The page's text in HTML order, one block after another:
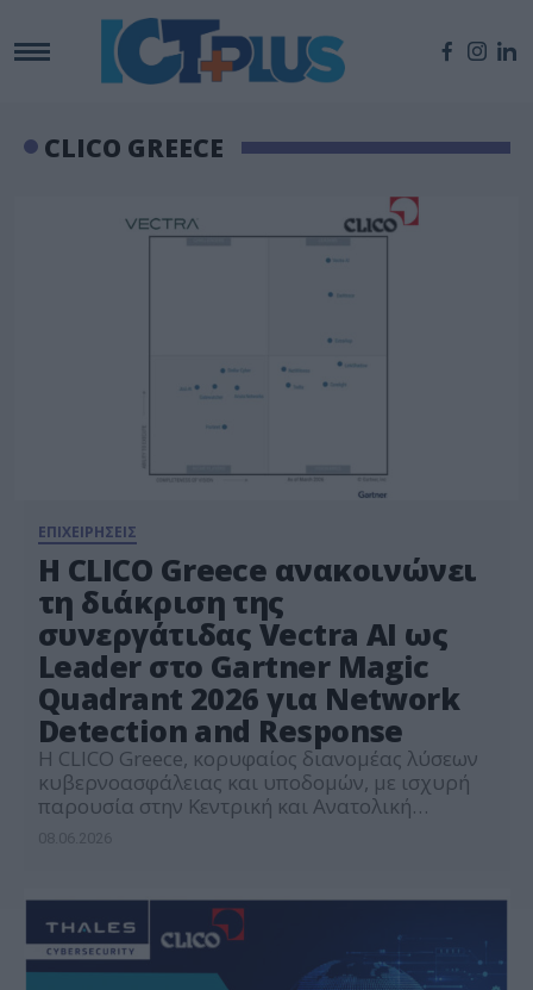
CLICO GREECE
ΕΠΙΧΕΙΡΗΣΕΙΣ
Η CLICO Greece ανακοινώνει
τη διάκριση της
συνεργάτιδας Vectra AI ως
Leader στο Gartner Magic
Quadrant 2026 για Network
Detection and Response
Η CLICO Greece, κορυφαίος διανομέας λύσεων
κυβερνοασφάλειας και υποδομών, με ισχυρή
παρουσία στην Κεντρική και Ανατολική
Quadrant™ 2026 για Network Detection and
Response (NDR) για δεύτερη συνεχόμενη
χρονιά. Η διάκριση αυτή επιβεβαιώνει τη
δέσμευση της CLICO Greece […]